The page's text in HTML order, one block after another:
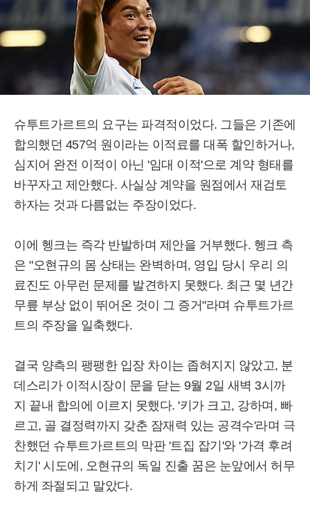
슈투트가르트의 요구는 파격적이었다. 그들은 기존에
합의했던 457억 원이라는 이적료를 대폭 할인하거나,
심지어 완전 이적이 아닌 '임대 이적'으로 계약 형태를
바꾸자고 제안했다. 사실상 계약을 원점에서 재검토
하자는 것과 다름없는 주장이었다.
이에 헹크는 즉각 반발하며 제안을 거부했다. 헹크 측
은 "오현규의 몸 상태는 완벽하며, 영입 당시 우리 의
료진도 아무런 문제를 발견하지 못했다. 최근 몇 년간
무릎 부상 없이 뛰어온 것이 그 증거"라며 슈투트가르
트의 주장을 일축했다.
결국 양측의 팽팽한 입장 차이는 좁혀지지 않았고, 분
데스리가 이적시장이 문을 닫는 9월 2일 새벽 3시까
지 끝내 합의에 이르지 못했다. '키가 크고, 강하며, 빠
르고, 골 결정력까지 갖춘 잠재력 있는 공격수'라며 극
찬했던 슈투트가르트의 막판 '트집 잡기'와 '가격 후려
치기' 시도에, 오현규의 독일 진출 꿈은 눈앞에서 허무
하게 좌절되고 말았다.